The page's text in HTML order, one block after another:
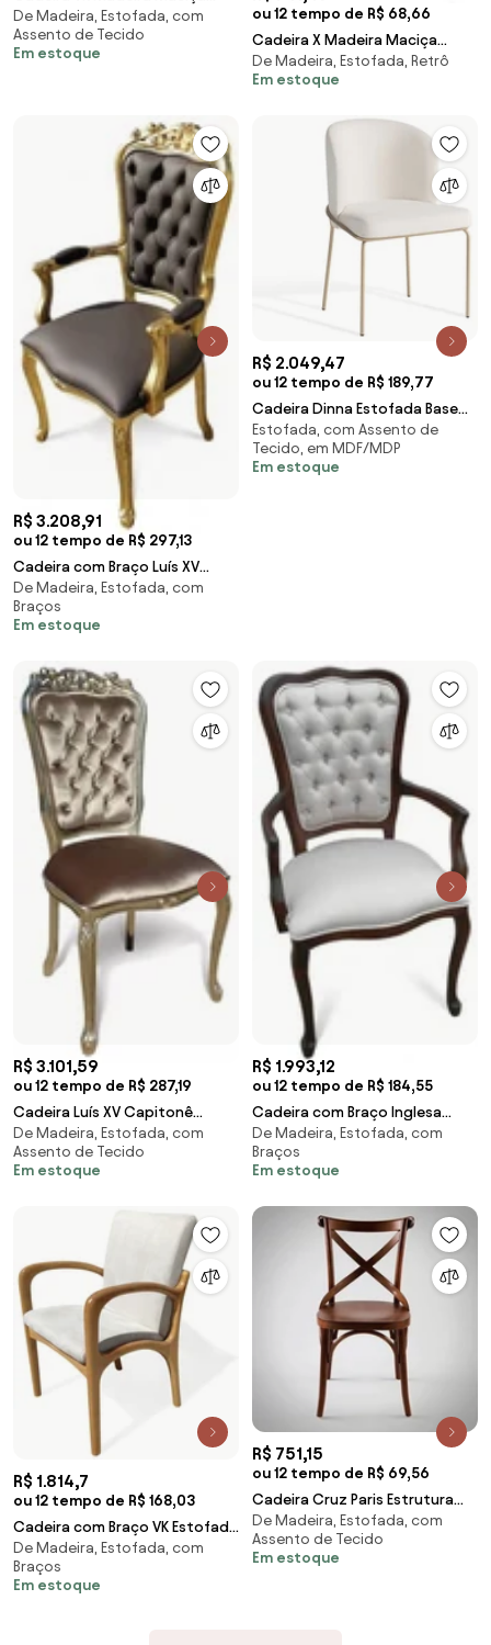
Design by Vladimir Kagan
De Madeira, Estofada, com
Assento de Tecido
Em estoque
ou 12 tempo de R$ 68,66
Cadeira X Madeira Maciça
Design Retrô Inspirada no
Design de Michael Thonet
De Madeira, Estofada, Retrô
Em estoque
R$ 3.208,91
ou 12 tempo de R$ 297,13
Cadeira com Braço Luís XV
Entalhada Madeira Maciça
Eucalipto Detalhe Capitonê
Design de Luxo
De Madeira, Estofada, com
Braços
Em estoque
R$ 2.049,47
ou 12 tempo de R$ 189,77
Cadeira Dinna Estofada Base
Aço Carbono Pintura
Metalizada
Estofada, com Assento de
Tecido, em MDF/MDP
Em estoque
R$ 3.101,59
ou 12 tempo de R$ 287,19
Cadeira Luís XV Capitonê
Entalhada Madeira Maciça
Eucalipto Design de Luxo
De Madeira, Estofada, com
Assento de Tecido
Em estoque
R$ 1.993,12
ou 12 tempo de R$ 184,55
Cadeira com Braço Inglesa
Estofada Detalhe Capitonê
Madeira Maciça Design de Luxo
Artesanal
De Madeira, Estofada, com
Braços
Em estoque
R$ 1.814,7
ou 12 tempo de R$ 168,03
Cadeira com Braço VK Estofada
Madeira Maciça Design by
Vladimir Kagan
De Madeira, Estofada, com
Braços
Em estoque
R$ 751,15
ou 12 tempo de R$ 69,56
Cadeira Cruz Paris Estrutura
Madeira Maciça Inspirada no
Design de Michael Thonet
De Madeira, Estofada, com
Assento de Tecido
Em estoque